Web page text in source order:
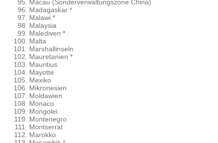
Macau (Sonderverwaltungszone China)
Madagaskar *
Malawi *
Malaysia
Malediven *
Malta
Marshallinseln
Mauretanien *
Mauritius
Mayotte
Mexiko
Mikronesien
Moldawien
Monaco
Mongolei
Montenegro
Montserrat
Marokko